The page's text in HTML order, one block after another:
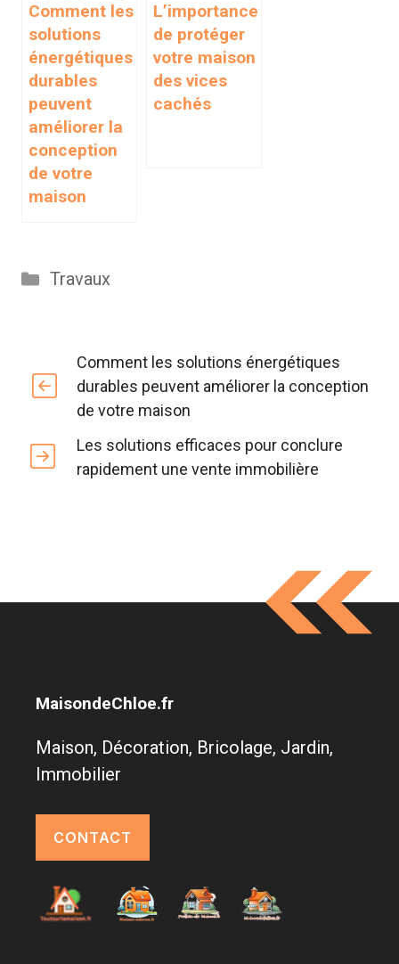
Comment les
solutions
énergétiques
durables
peuvent
améliorer la
conception
de votre
maison
L’importance
de protéger
votre maison
des vices
cachés
Catégories
Travaux
Comment les solutions énergétiques
durables peuvent améliorer la conception
de votre maison
Les solutions efficaces pour conclure
rapidement une vente immobilière
MaisondeChloe.fr
Maison, Décoration, Bricolage, Jardin,
Immobilier
CONTACT